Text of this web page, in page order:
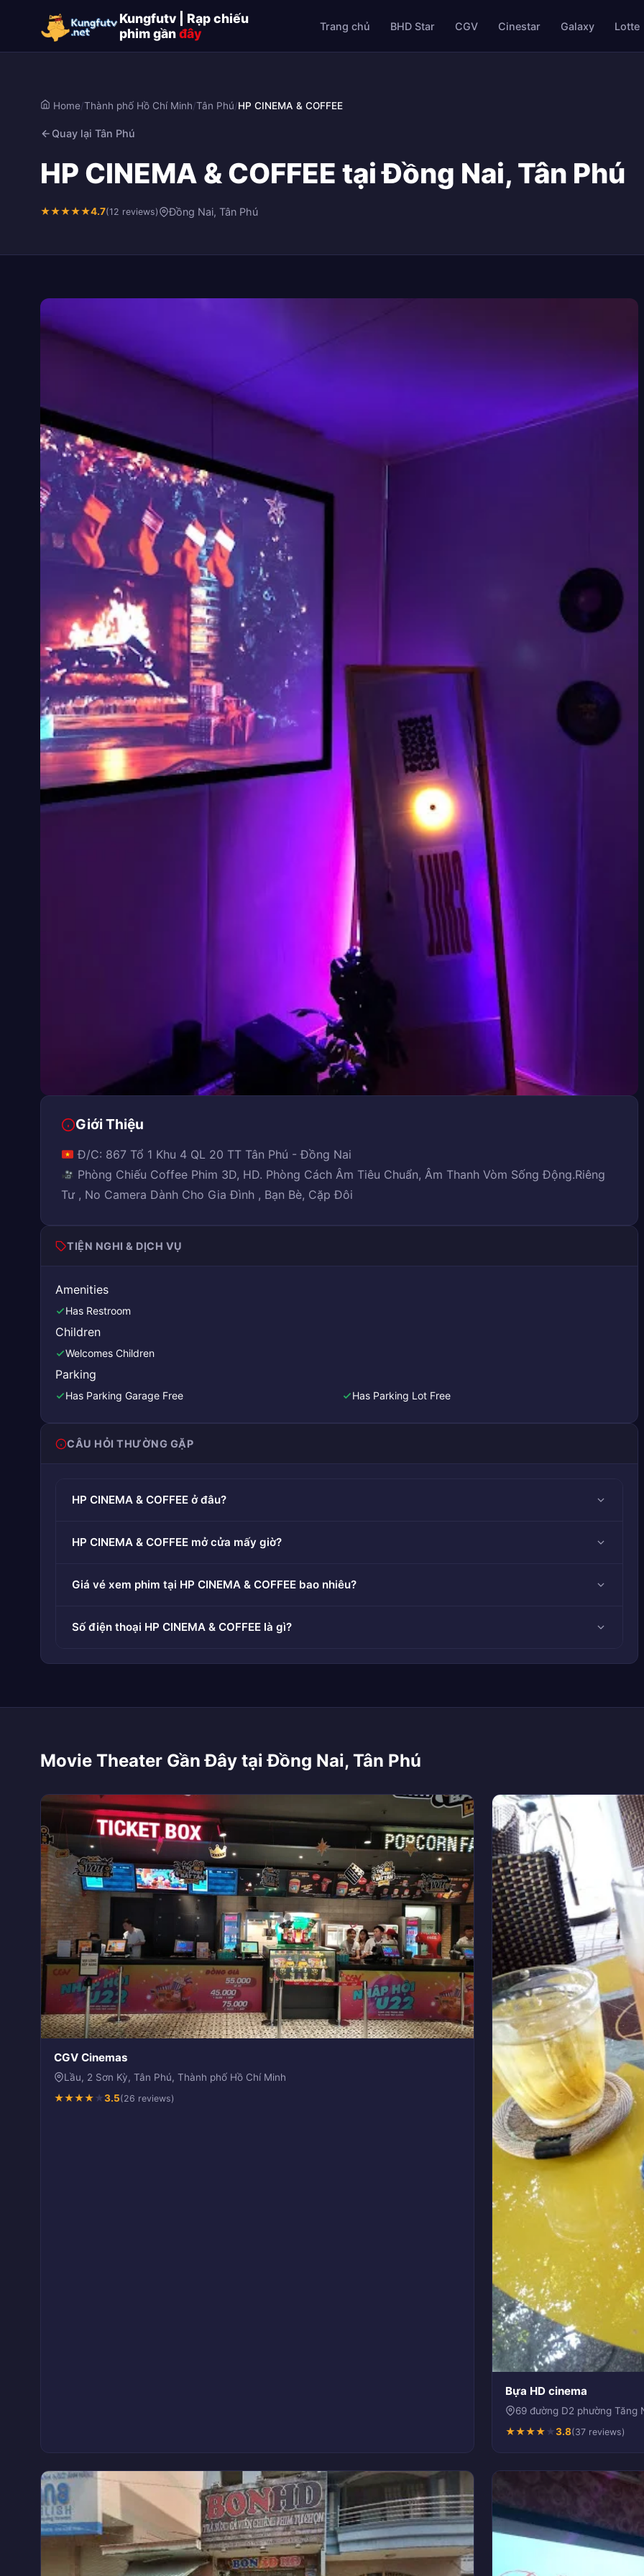
Kungfutv | Rạp chiếu
phim gầnđây Trang chủ BHD Star CGV Cinestar Galaxy Lotte
Home/Thành phố Hồ Chí Minh/Tân Phú/HP CINEMA & COFFEE
Quay lại Tân Phú
HP CINEMA & COFFEE tại Đồng Nai, Tân Phú
★★★★★4.7(12 reviews) Đồng Nai, Tân Phú
Giới Thiệu
Đ/C: 867 Tổ 1 Khu 4 QL 20 TT Tân Phú - Đồng Nai
Phòng Chiếu Coffee Phim 3D, HD. Phòng Cách Âm Tiêu Chuẩn, Âm Thanh Vòm Sống Động.Riêng
Tư , No Camera Dành Cho Gia Đình , Bạn Bè, Cặp Đôi
TIỆN NGHI & DỊCH VỤ
Amenities
Has Restroom
Children
Welcomes Children
Parking
Has Parking Garage Free Has Parking Lot Free
CÂU HỎI THƯỜNG GẶP
HP CINEMA & COFFEE ở đâu?
HP CINEMA & COFFEE mở cửa mấy giờ?
Giá vé xem phim tại HP CINEMA & COFFEE bao nhiêu?
Số điện thoại HP CINEMA & COFFEE là gì?
Movie Theater Gần Đây tại Đồng Nai, Tân Phú
CGV Cinemas
Lầu, 2 Sơn Kỳ, Tân Phú, Thành phố Hồ Chí Minh
★★★★★3.5(26 reviews)
Bựa HD cinema
69 đường D2 phường Tăng
★★★★★3.8(37 reviews)